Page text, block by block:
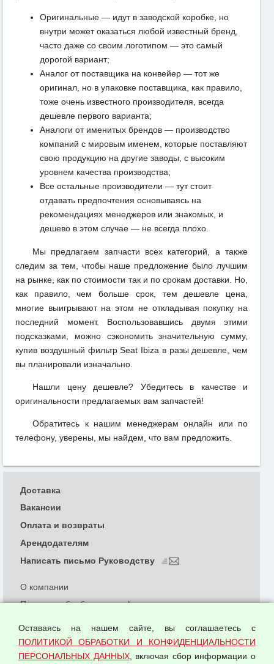
Оригинальные — идут в заводской коробке, но
внутри может оказаться любой известный бренд,
часто даже со своим логотипом — это самый
дорогой вариант;
Аналог от поставщика на конвейер — тот же
оригинал, но в упаковке поставщика, как правило,
тоже очень известного производителя, всегда
дешевле первого варианта;
Аналоги от именитых брендов — производство
компаний с мировым именем, которые поставляют
свою продукцию на другие заводы, с высоким
уровнем качества производства;
Все остальные производители — тут стоит
отдавать предпочтения основываясь на
рекомендациях менеджеров или знакомых, и
дешево в этом случае — не всегда плохо.
Мы предлагаем запчасти всех категорий, а также
следим за тем, чтобы наше предложение было лучшим
на рынке, как по стоимости так и по срокам доставки. Но,
как правило, чем больше срок, тем дешевле цена,
многие выигрывают на этом не откладывая покупку на
последний момент. Воспользовавшись двумя этими
подсказками, можно сэкономить значительную сумму,
купив воздушный фильтр Seat Ibiza в разы дешевле, чем
вы планировали изначально.
Нашли цену дешевле? Убедитесь в качестве и
оригинальности предлагаемых вам запчастей!
Обратитесь к нашим менеджерам онлайн или по
телефону, уверены, мы найдем, что вам предложить.
О компании
Политика обработки и конфиденциальности
Согласием на обработку персональных данных
Оферта оптовой купли-продажи
Доставка
Вакансии
Оплата и возвраты
Арендодателям
Написать письмо Руководству
Оставаясь на нашем сайте, вы соглашаетесь с
ПОЛИТИКОЙ ОБРАБОТКИ И КОНФИДЕНЦИАЛЬНОСТИ
ПЕРСОНАЛЬНЫХ ДАННЫХ, включая сбор информации о